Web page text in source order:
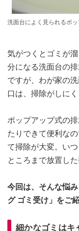
洗面台によく見られるポ
気がつくとゴミが
分になる洗面台の
ですが、わが家の
口は、掃除がしに
ポップアップ式の
たりできて便利な
て掃除が大変。い
ところまで放置し
今回は、そんな悩
グ ゴミ受け」をご
細かなゴミはキ